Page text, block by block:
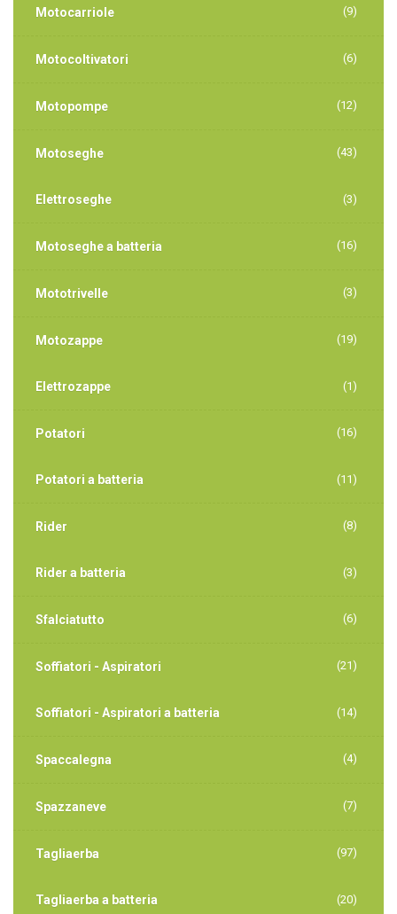
Motocarriole (9)
Motocoltivatori (6)
Motopompe (12)
Motoseghe (43)
Elettroseghe (3)
Motoseghe a batteria (16)
Mototrivelle (3)
Motozappe (19)
Elettrozappe (1)
Potatori (16)
Potatori a batteria (11)
Rider (8)
Rider a batteria (3)
Sfalciatutto (6)
Soffiatori - Aspiratori (21)
Soffiatori - Aspiratori a batteria (14)
Spaccalegna (4)
Spazzaneve (7)
Tagliaerba (97)
Tagliaerba a batteria (20)